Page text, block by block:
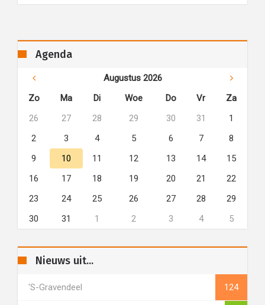
Agenda
Augustus 2026
Zo
Ma Di Woe Do Vr
Za
26
27 28 29 30 31
1
2
3 4 5 6 7
8
9
10 11 12 13 14
15
16
17 18 19 20 21
22
23
24 25 26 27 28
29
30
31 1 2 3 4 5
Nieuws uit...
's-Gravendeel 124